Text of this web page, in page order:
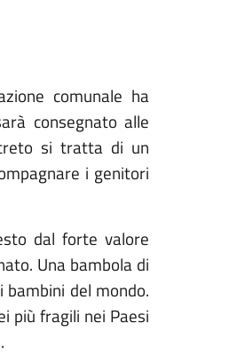
comunale ha
consegnato alle
si tratta di un
i genitori
dal forte valore
Una bambola di
del mondo.
più fragili nei Paesi